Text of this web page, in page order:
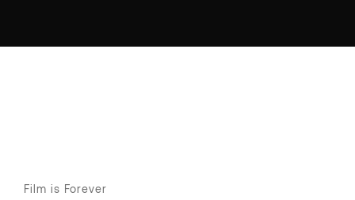
Film is Forever